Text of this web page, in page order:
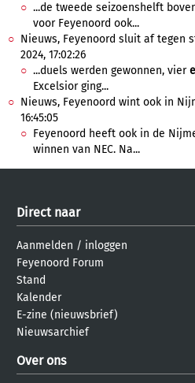
...de tweede seizoenshelft
voor Feyenoord ook...
Nieuws, Feyenoord sluit af tegen
2024, 17:02:26
...duels werden gewonnen, vier
Excelsior ging...
Nieuws, Feyenoord wint ook in
16:45:05
Feyenoord heeft ook in de
winnen van NEC. Na...
Direct naar
Aanmelden / inloggen
Feyenoord Forum
Stand
Kalender
E-zine (nieuwsbrief)
Nieuwsarchief
Over ons